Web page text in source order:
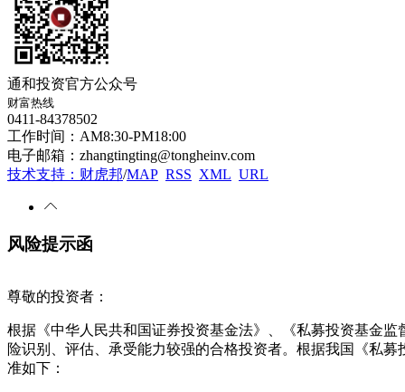
通和投资官方公众号
财富热线
0411-84378502
工作时间：AM8:30-PM18:00
电子邮箱：zhangtingting@tongheinv.com
技术支持：财虎邦/MAP RSS XML URL
风险提示函
尊敬的投资者：
根据《中华人民共和国证券投资基金法》、《私募投资基金
险识别、评估、承受能力较强的合格投资者。根据我国《私
准如下：